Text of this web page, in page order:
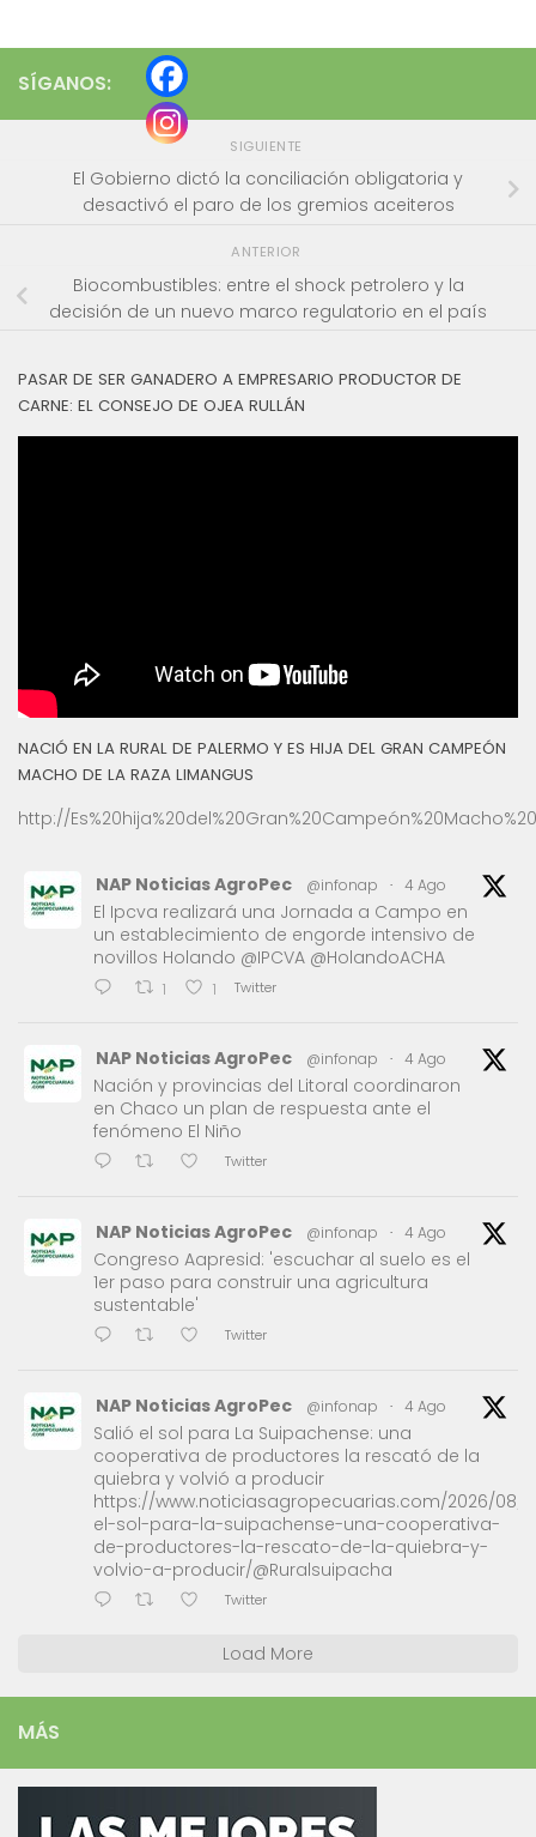
SÍGANOS:
SIGUIENTE
El Gobierno dictó la conciliación obligatoria y
desactivó el paro de los gremios aceiteros
ANTERIOR
Biocombustibles: entre el shock petrolero y la
decisión de un nuevo marco regulatorio en el país
PASAR DE SER GANADERO A EMPRESARIO PRODUCTOR DE
CARNE: EL CONSEJO DE OJEA RULLÁN
NACIÓ EN LA RURAL DE PALERMO Y ES HIJA DEL GRAN CAMPEÓN
MACHO DE LA RAZA LIMANGUS
http://
NAP Noticias AgroPec @infonap · 4 Ago
El Ipcva realizará una Jornada a Campo en
un establecimiento de engorde intensivo de
novillos Holando @IPCVA @HolandoACHA
1 1 Twitter
NAP Noticias AgroPec @infonap · 4 Ago
Nación y provincias del Litoral coordinaron
en Chaco un plan de respuesta ante el
fenómeno El Niño
Twitter
NAP Noticias AgroPec @infonap · 4 Ago
Congreso Aapresid: 'escuchar al suelo es el
1er paso para construir una agricultura
sustentable'
Twitter
NAP Noticias AgroPec @infonap · 4 Ago
Salió el sol para La Suipachense: una
cooperativa de productores la rescató de la
quiebra y volvió a producir
https://www.noticiasagropecuarias.com/2026/08/
el-sol-para-la-suipachense-una-cooperativa-
de-productores-la-rescato-de-la-quiebra-y-
volvio-a-producir/@Ruralsuipacha
Twitter
Load More
MÁS